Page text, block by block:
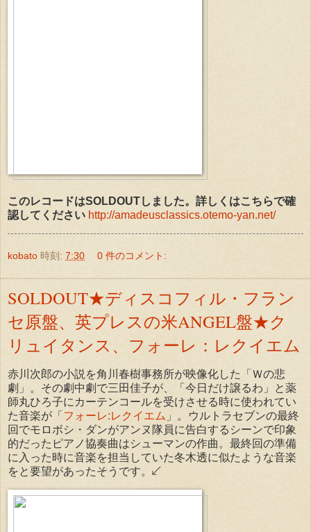
このレコードはSOLDOUTしました。詳しくはこちらで確
認してください http://amadeusclassics.otemo-yan.net/
kobato 時刻: 7:30 0 件のコメント:
SOLDOUT★ディスコフィル・フラン
セ原盤、英プレスの米ANGEL盤★ク
リュイタンス、フォーレ：レクイエム
赤川次郎の小説を角川春樹事務所が映像化した「Ｗの悲
劇」。その劇中劇で三田佳子が、「今日だけ譲るわ」と薬
師丸ひろ子にカーテンコールを受けさせる時に使われてい
た音楽が「 フォーレ:レクイエム 」。ウルトラセブンの最終
回でモロボシ・ダンがアンヌ隊員に告白するシーンで印象
的だったピアノ協奏曲はシューマンの作曲。最終回の準備
に入った時に音楽を担当していた冬木透に似たような音楽
をと要望があったそうです。↙